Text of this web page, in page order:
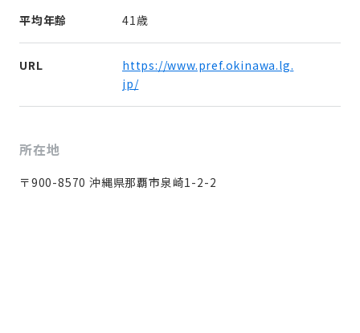
平均年齢 41歳
URL
https://www.pref.okinawa.lg.
jp/
所在地
〒900-8570 沖縄県那覇市泉崎1-2-2